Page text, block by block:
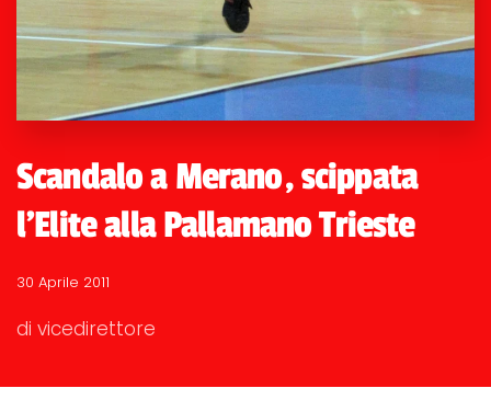
Scandalo a Merano, scippata
l'Elite alla Pallamano Trieste
30 Aprile 2011
di vicedirettore